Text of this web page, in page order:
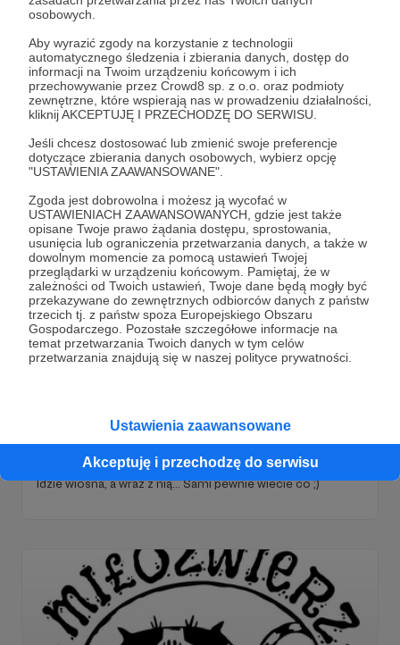
osobowych.
Aby wyrazić zgody na korzystanie z technologii
automatycznego śledzenia i zbierania danych, dostęp do
informacji na Twoim urządzeniu końcowym i ich
przechowywanie przez Crowd8 sp. z o.o. oraz podmioty
zewnętrzne, które wspierają nas w prowadzeniu działalności,
kliknij AKCEPTUJĘ I PRZECHODZĘ DO SERWISU.
Jeśli chcesz dostosować lub zmienić swoje preferencje
dotyczące zbierania danych osobowych, wybierz opcję
"USTAWIENIA ZAAWANSOWANE".
Zgoda jest dobrowolna i możesz ją wycofać w
USTAWIENIACH ZAAWANSOWANYCH, gdzie jest także
opisane Twoje prawo żądania dostępu, sprostowania,
usunięcia lub ograniczenia przetwarzania danych, a także w
dowolnym momencie za pomocą ustawień Twojej
przeglądarki w urządzeniu końcowym. Pamiętaj, że w
zależności od Twoich ustawień, Twoje dane będą mogły być
przekazywane do zewnętrznych odbiorców danych z państw
trzecich tj. z państw spoza Europejskiego Obszaru
Gospodarczego. Pozostałe szczegółowe informacje na
temat przetwarzania Twoich danych w tym celów
przetwarzania znajdują się w naszej polityce prywatności.
Ustawienia zaawansowane
Akceptuję i przechodzę do serwisu
01.04.2023 ● Komentarze: 3
Kartka z pamiętnika - O sprawach
nieziemskich ;)
tylko w niebiesiech ;)
Kartka z pamiętnika - Idzie wiosna, a wraz
Idzie wiosna, a wraz z nią... Sami pewnie wiecie co ;)